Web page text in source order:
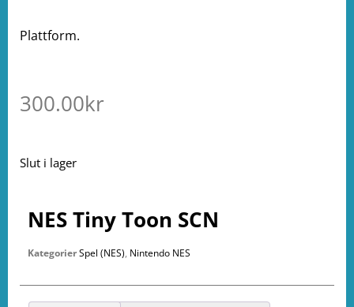
Plattform.
300.00kr
Slut i lager
NES Tiny Toon SCN
KategorierSpel (NES), Nintendo NES